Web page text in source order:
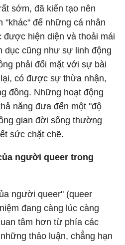
sớm, đã kiến tạo nên
"khác" để những cá nhân
được hiện diện và thoải mái
dục cũng như sự linh động
phải đối mặt với sự bài
có được sự thừa nhận,
đồng. Những hoạt động
năng đưa đến một "độ
gian đời sống thường
sức chặt chẽ.
người queer trong
người queer" (queer
đang càng lúc càng
tâm hơn từ phía các
thảo luận, chẳng hạn